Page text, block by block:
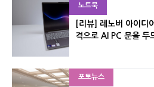
노트북
[리뷰] 레노버 아이디
격으로 AI PC 문을 두
포토뉴스